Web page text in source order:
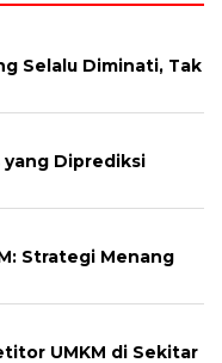
Selalu Diminati, Tak
yang Diprediksi
Strategi Menang
UMKM di Sekitar